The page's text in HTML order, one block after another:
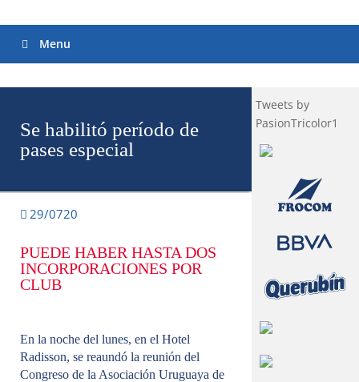
e
r
A
y
c
o
s
e
e
l
u
l
Menu
Se habilitó período de
pases especial
29/0720
PUEDE HABER HASTA DOS
INCORPORACIONES POR
CLUB
En la noche del lunes, en el Hotel
Radisson, se reaundó la reunión del
Congreso de la Asociación Uruguaya de
Tweets by
PasionTricolor1